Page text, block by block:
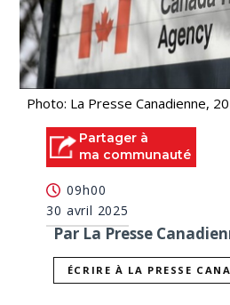
Photo: La Presse Canadienne,
Partager à
ma communauté
09h00
30 avril 2025
Par La Presse
ÉCRIRE À LA PRESSE